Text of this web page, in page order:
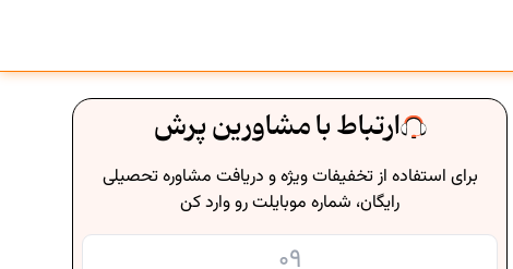
ارتباط با مشاورین پرش
برای استفاده از تخفیفات ویژه و دریافت مشاوره تحصیلی
رایگان، شماره موبایلت رو وارد کن